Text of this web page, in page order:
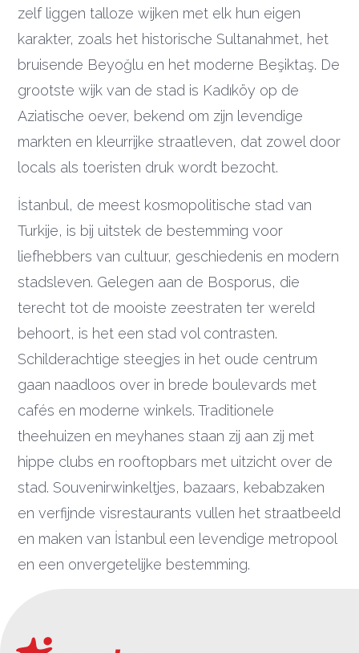
zelf liggen talloze wijken met elk hun eigen
karakter, zoals het historische Sultanahmet, het
bruisende Beyoğlu en het moderne Beşiktaş. De
grootste wijk van de stad is Kadıköy op de
Aziatische oever, bekend om zijn levendige
markten en kleurrijke straatleven, dat zowel door
locals als toeristen druk wordt bezocht.
İstanbul, de meest kosmopolitische stad van
Turkije, is bij uitstek de bestemming voor
liefhebbers van cultuur, geschiedenis en modern
stadsleven. Gelegen aan de Bosporus, die
terecht tot de mooiste zeestraten ter wereld
behoort, is het een stad vol contrasten.
Schilderachtige steegjes in het oude centrum
gaan naadloos over in brede boulevards met
cafés en moderne winkels. Traditionele
theehuizen en meyhanes staan zij aan zij met
hippe clubs en rooftopbars met uitzicht over de
stad. Souvenirwinkeltjes, bazaars, kebabzaken
en verfijnde visrestaurants vullen het straatbeeld
en maken van İstanbul een levendige metropool
en een onvergetelijke bestemming.